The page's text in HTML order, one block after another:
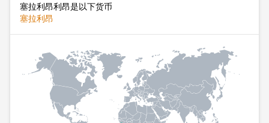
塞拉利昂利昂是以下货币
塞拉利昂